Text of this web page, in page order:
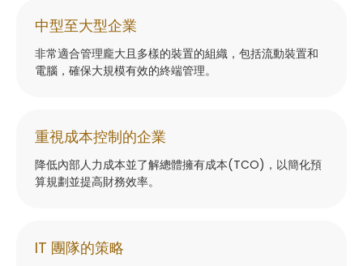
中型至大型企業
非常適合管理龐大且多樣的裝置的組織，包括流動裝置和
電腦，確保大規模有效的終端管理。
重視成本控制的企業
降低內部人力成本並了解總體擁有成本(TCO)，以簡化預
算規劃並提高財務效率。
IT 團隊的策略